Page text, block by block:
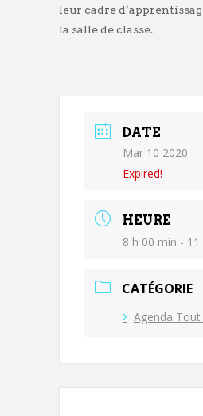
leur cadre
la salle de classe.
DATE
Mar 10 2020
Expired!
HEURE
8 h 00 min -
CATÉGORIE
Agenda Tout